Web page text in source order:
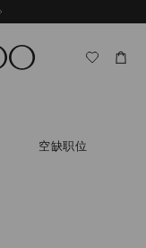
空缺职位